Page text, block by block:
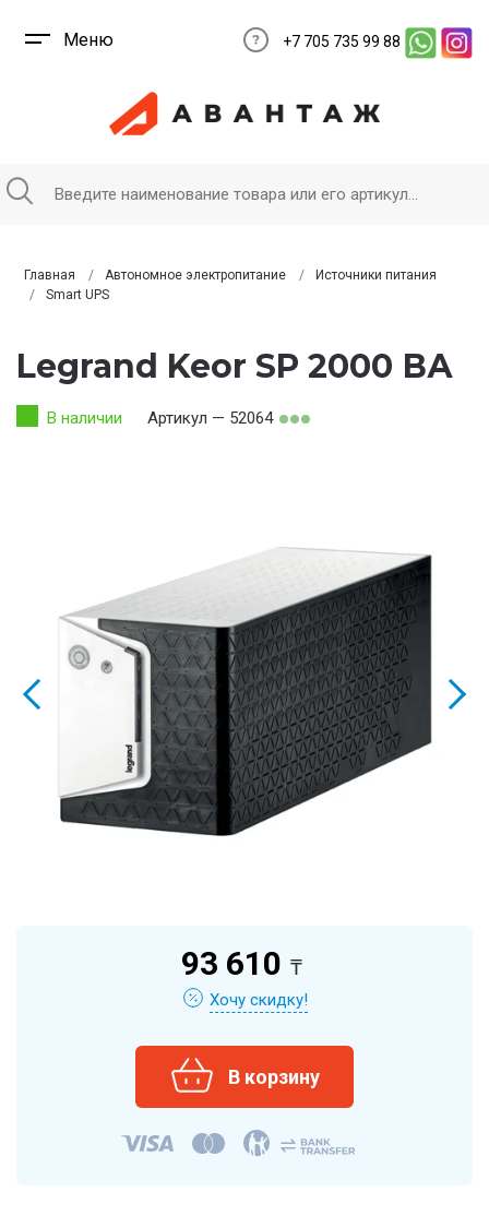
Меню +7 705 735 99 88
Главная Автономное электропитание
Источники питания
Smart UPS
Legrand Keor SP 2000 ВА
В наличии Артикул — 52064
93 610 ₸
Хочу скидку!